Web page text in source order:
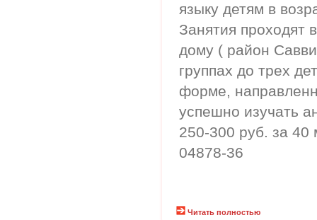
языку детям в
Занятия проходят
дому ( район
группах до трех
форме,
успешно изучать
250-300 руб. за 40
04878-36
Читать полностью